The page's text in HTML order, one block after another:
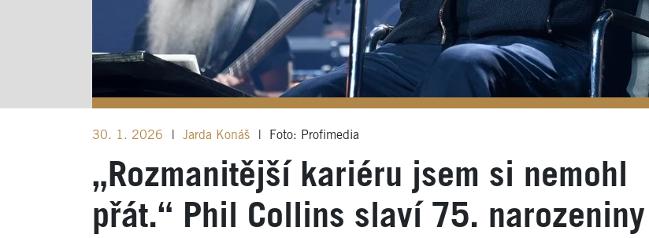
30. 1. 2026 Jarda Konáš Foto: Profimedia
„Rozmanitější kariéru jsem si nemohl
přát.“ Phil Collins slaví 75. narozeniny